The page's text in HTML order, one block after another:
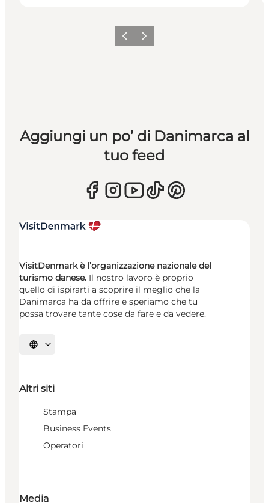
Precedente
Avanti
Aggiungi un po’ di Danimarca al
tuo feed
VisitDenmark è l’organizzazione nazionale del
turismo danese. Il nostro lavoro è proprio
quello di ispirarti a scoprire il meglio che la
Danimarca ha da offrire e speriamo che tu
possa trovare tante cose da fare e da vedere.
Seleziona la lingua
Altri siti
Stampa
Business Events
Operatori
Media